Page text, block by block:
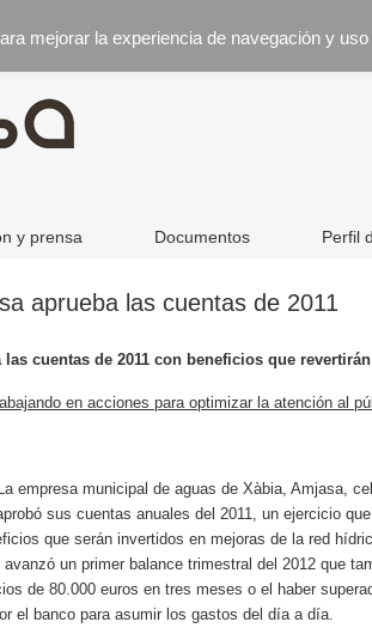
y prensa Documentos Perfil
aprueba las cuentas de 2011
cuentas de 2011 con beneficios que
en acciones para optimizar la atención al
empresa municipal de aguas de Xàbia, Amjasa,
sus cuentas anuales del 2011, un ejercicio
que serán invertidos en mejoras de la red
un primer balance trimestral del 2012 que
de 80.000 euros en tres meses o el haber
el banco para asumir los gastos del día a día.
mejorar la experiencia de navegación y uso